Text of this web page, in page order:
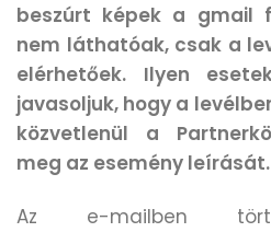
beszúrt képek a gmail
nem láthatóak, csak a
elérhetőek. Ilyen
javasoljuk, hogy a
közvetlenül a
meg az esemény leírását.
Az e-mailben